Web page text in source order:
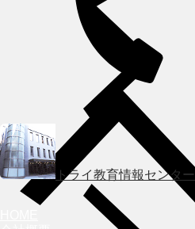
トライ教育情報センター